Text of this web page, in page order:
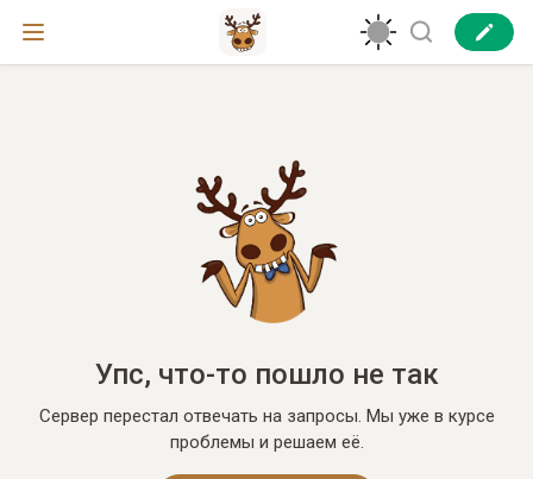
Упс, что-то пошло не так
Сервер перестал отвечать на запросы. Мы уже в курсе
проблемы и решаем её.